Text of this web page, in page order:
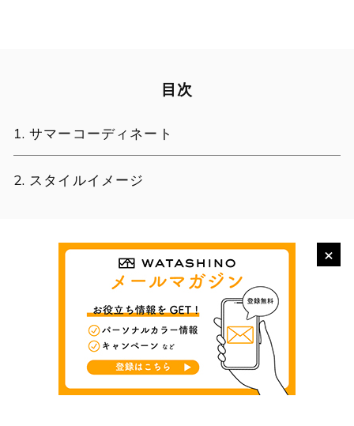
目次
サマーコーディネート
スタイルイメージ
×